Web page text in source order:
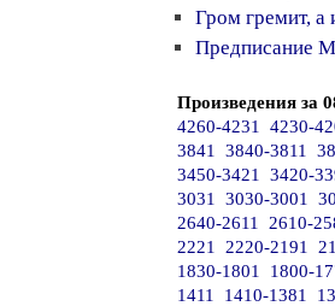
Гром гремит, а
Предписание
Произведения за
4260-4231
4230-
3841
3840-3811
3450-3421
3420-
3031
3030-3001
2640-2611
2610-
2221
2220-2191
1830-1801
1800-
1411
1410-1381